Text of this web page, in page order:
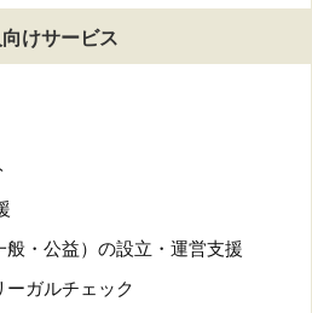
けサービス
・公益）の設立・運営支援
ガルチェック